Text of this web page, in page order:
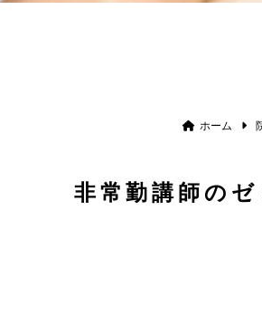
ホーム
非常勤講師の